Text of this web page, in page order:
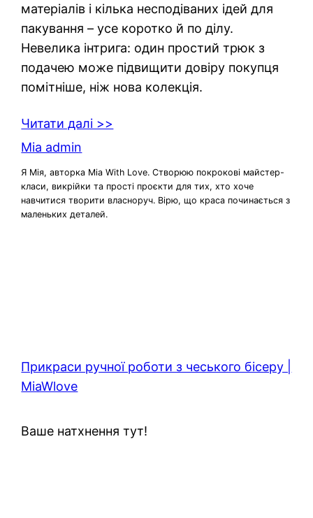
матеріалів і кілька несподіваних ідей для
пакування – усе коротко й по ділу.
Невелика інтрига: один простий трюк з
подачею може підвищити довіру покупця
помітніше, ніж нова колекція.
Читати далі >>
Mia admin
Я Мія, авторка Mia With Love. Створюю покрокові майстер-
класи, викрійки та прості проєкти для тих, хто хоче
навчитися творити власноруч. Вірю, що краса починається з
маленьких деталей.
Прикраси ручної роботи з чеського бісеру |
MiaWlove
Ваше натхнення тут!